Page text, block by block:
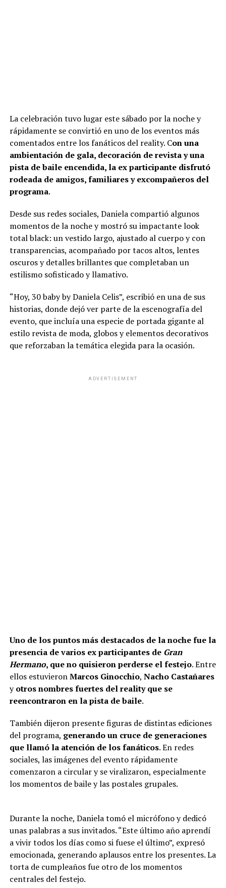
La celebración tuvo lugar este sábado por la noche y
rápidamente se convirtió en uno de los eventos más
comentados entre los fanáticos del reality. Con una
ambientación de gala, decoración de revista y una
pista de baile encendida, la ex participante disfrutó
rodeada de amigos, familiares y excompañeros del
programa.
Desde sus redes sociales, Daniela compartió algunos
momentos de la noche y mostró su impactante look
total black: un vestido largo, ajustado al cuerpo y con
transparencias, acompañado por tacos altos, lentes
oscuros y detalles brillantes que completaban un
estilismo sofisticado y llamativo.
“Hoy, 30 baby by Daniela Celis”, escribió en una de sus
historias, donde dejó ver parte de la escenografía del
evento, que incluía una especie de portada gigante al
estilo revista de moda, globos y elementos decorativos
que reforzaban la temática elegida para la ocasión.
ADVERTISEMENT
Uno de los puntos más destacados de la noche fue la
presencia de varios ex participantes de Gran
Hermano, que no quisieron perderse el festejo. Entre
ellos estuvieronMarcos Ginocchio, Nacho Castañares
yotros nombres fuertes del reality que se
reencontraron en la pista de baile.
También dijeron presente figuras de distintas ediciones
del programa, generando un cruce de generaciones
que llamó la atención de los fanáticos. En redes
sociales, las imágenes del evento rápidamente
comenzaron a circular y se viralizaron, especialmente
los momentos de baile y las postales grupales.
Durante la noche, Daniela tomó el micrófono y dedicó
unas palabras a sus invitados. “Este último año aprendí
a vivir todos los días como si fuese el último”, expresó
emocionada, generando aplausos entre los presentes. La
torta de cumpleaños fue otro de los momentos
centrales del festejo.